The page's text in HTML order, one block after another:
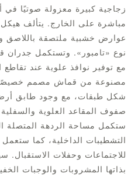
زجاجية كبيرة معزولة صوتيًا في
مباشرة على الخارج. يتألف
عوارض خشبية ملتصقة
نوع «تامبور». وتستكمل جدران
مع توفير نوافذ علوية عند
مصنوعة من قماش مصمم
شكل طبقات، مع وجود طابق
صفوف المقاعد العلوية
ستكمل مساحة الردهة المتصلة
التشطيبات الداخلية، كما
للاجتماعات وحفلات الاستقبال.
بذاتها المشروبات والوجبات